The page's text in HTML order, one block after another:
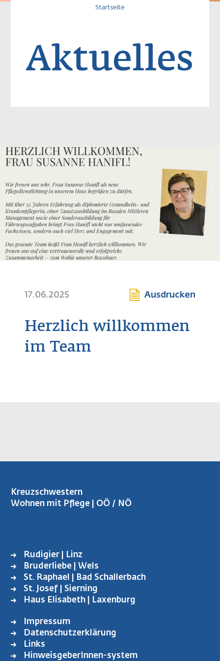
Startseite
Aktuelles
Image
17.06.2025 Ausdrucken
Herzlich willkommen
im Team
Kreuzschwestern
Wohnen mit Pflege | OÖ / NÖ
FUSSBEREICH L
INKS
Rudigier | Linz
Bruderliebe | Wels
St. Raphael | Bad Schallerbach
St. Josef | Sierning
Haus Elisabeth | Laxenburg
FOOTER
MENU
Impressum
Datenschutzerklärung
Links
HinweisgeberInnen-system